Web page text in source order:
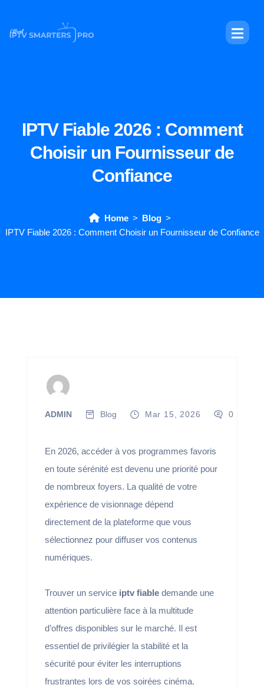
IPTV Fiable 2026 : Comment
Choisir un Fournisseur de
Confiance
Home
Blog
IPTV Fiable 2026 : Comment Choisir un Fournisseur de Confiance
ADMIN Blog Mar 15, 2026 0
En 2026, accéder à vos programmes favoris
en toute sérénité est devenu une priorité pour
de nombreux foyers. La qualité de votre
expérience de visionnage dépend
directement de la plateforme que vous
sélectionnez pour diffuser vos contenus
numériques.
Trouver un service iptv fiabledemande une
attention particulière face à la multitude
d’offres disponibles sur le marché. Il est
essentiel de privilégier la stabilité et la
sécurité pour éviter les interruptions
frustrantes lors de vos soirées cinéma.